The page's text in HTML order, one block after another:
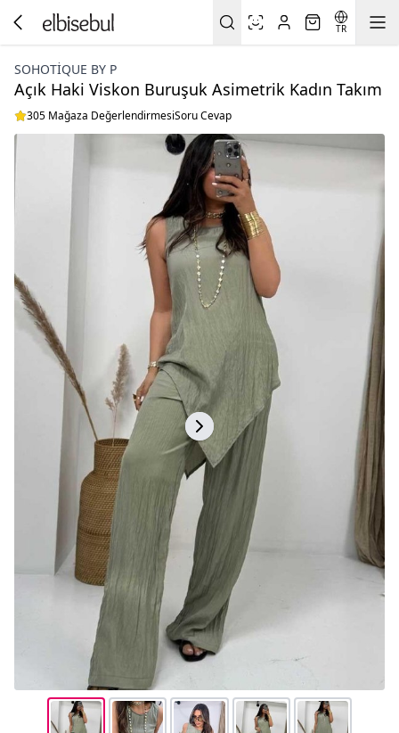
TR
SOHOTIQUE BY P
Açık Haki Viskon Buruşuk Asimetrik Kadın Takım
305 Mağaza DeğerlendirmesiSoru Cevap